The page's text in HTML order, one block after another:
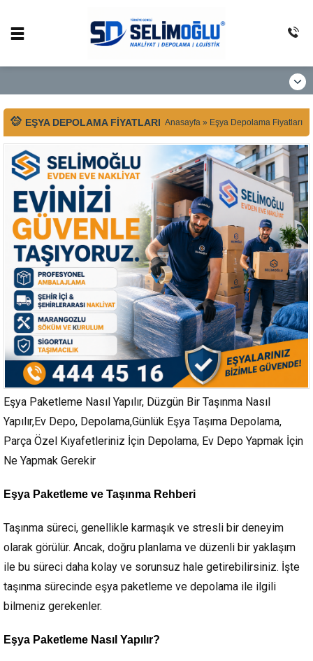
EŞYA DEPOLAMA FIYATLARI Anasayfa » Eşya Depolama Fiyatları
Eşya Paketleme Nasıl Yapılır, Düzgün Bir Taşınma Nasıl
Yapılır,Ev Depo, Depolama,Günlük Eşya Taşıma Depolama,
Parça Özel Kıyafetleriniz İçin Depolama, Ev Depo Yapmak İçin
Ne Yapmak Gerekir
Eşya Paketleme ve Taşınma Rehberi
Taşınma süreci, genellikle karmaşık ve stresli bir deneyim
olarak görülür. Ancak, doğru planlama ve düzenli bir yaklaşım
ile bu süreci daha kolay ve sorunsuz hale getirebilirsiniz. İşte
taşınma sürecinde eşya paketleme ve depolama ile ilgili
bilmeniz gerekenler.
Eşya Paketleme Nasıl Yapılır?